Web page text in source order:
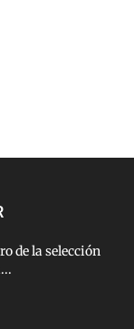
de la selección